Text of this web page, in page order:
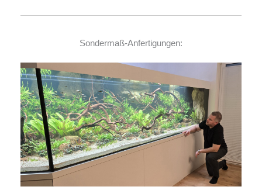
Sondermaß-Anfertigungen: